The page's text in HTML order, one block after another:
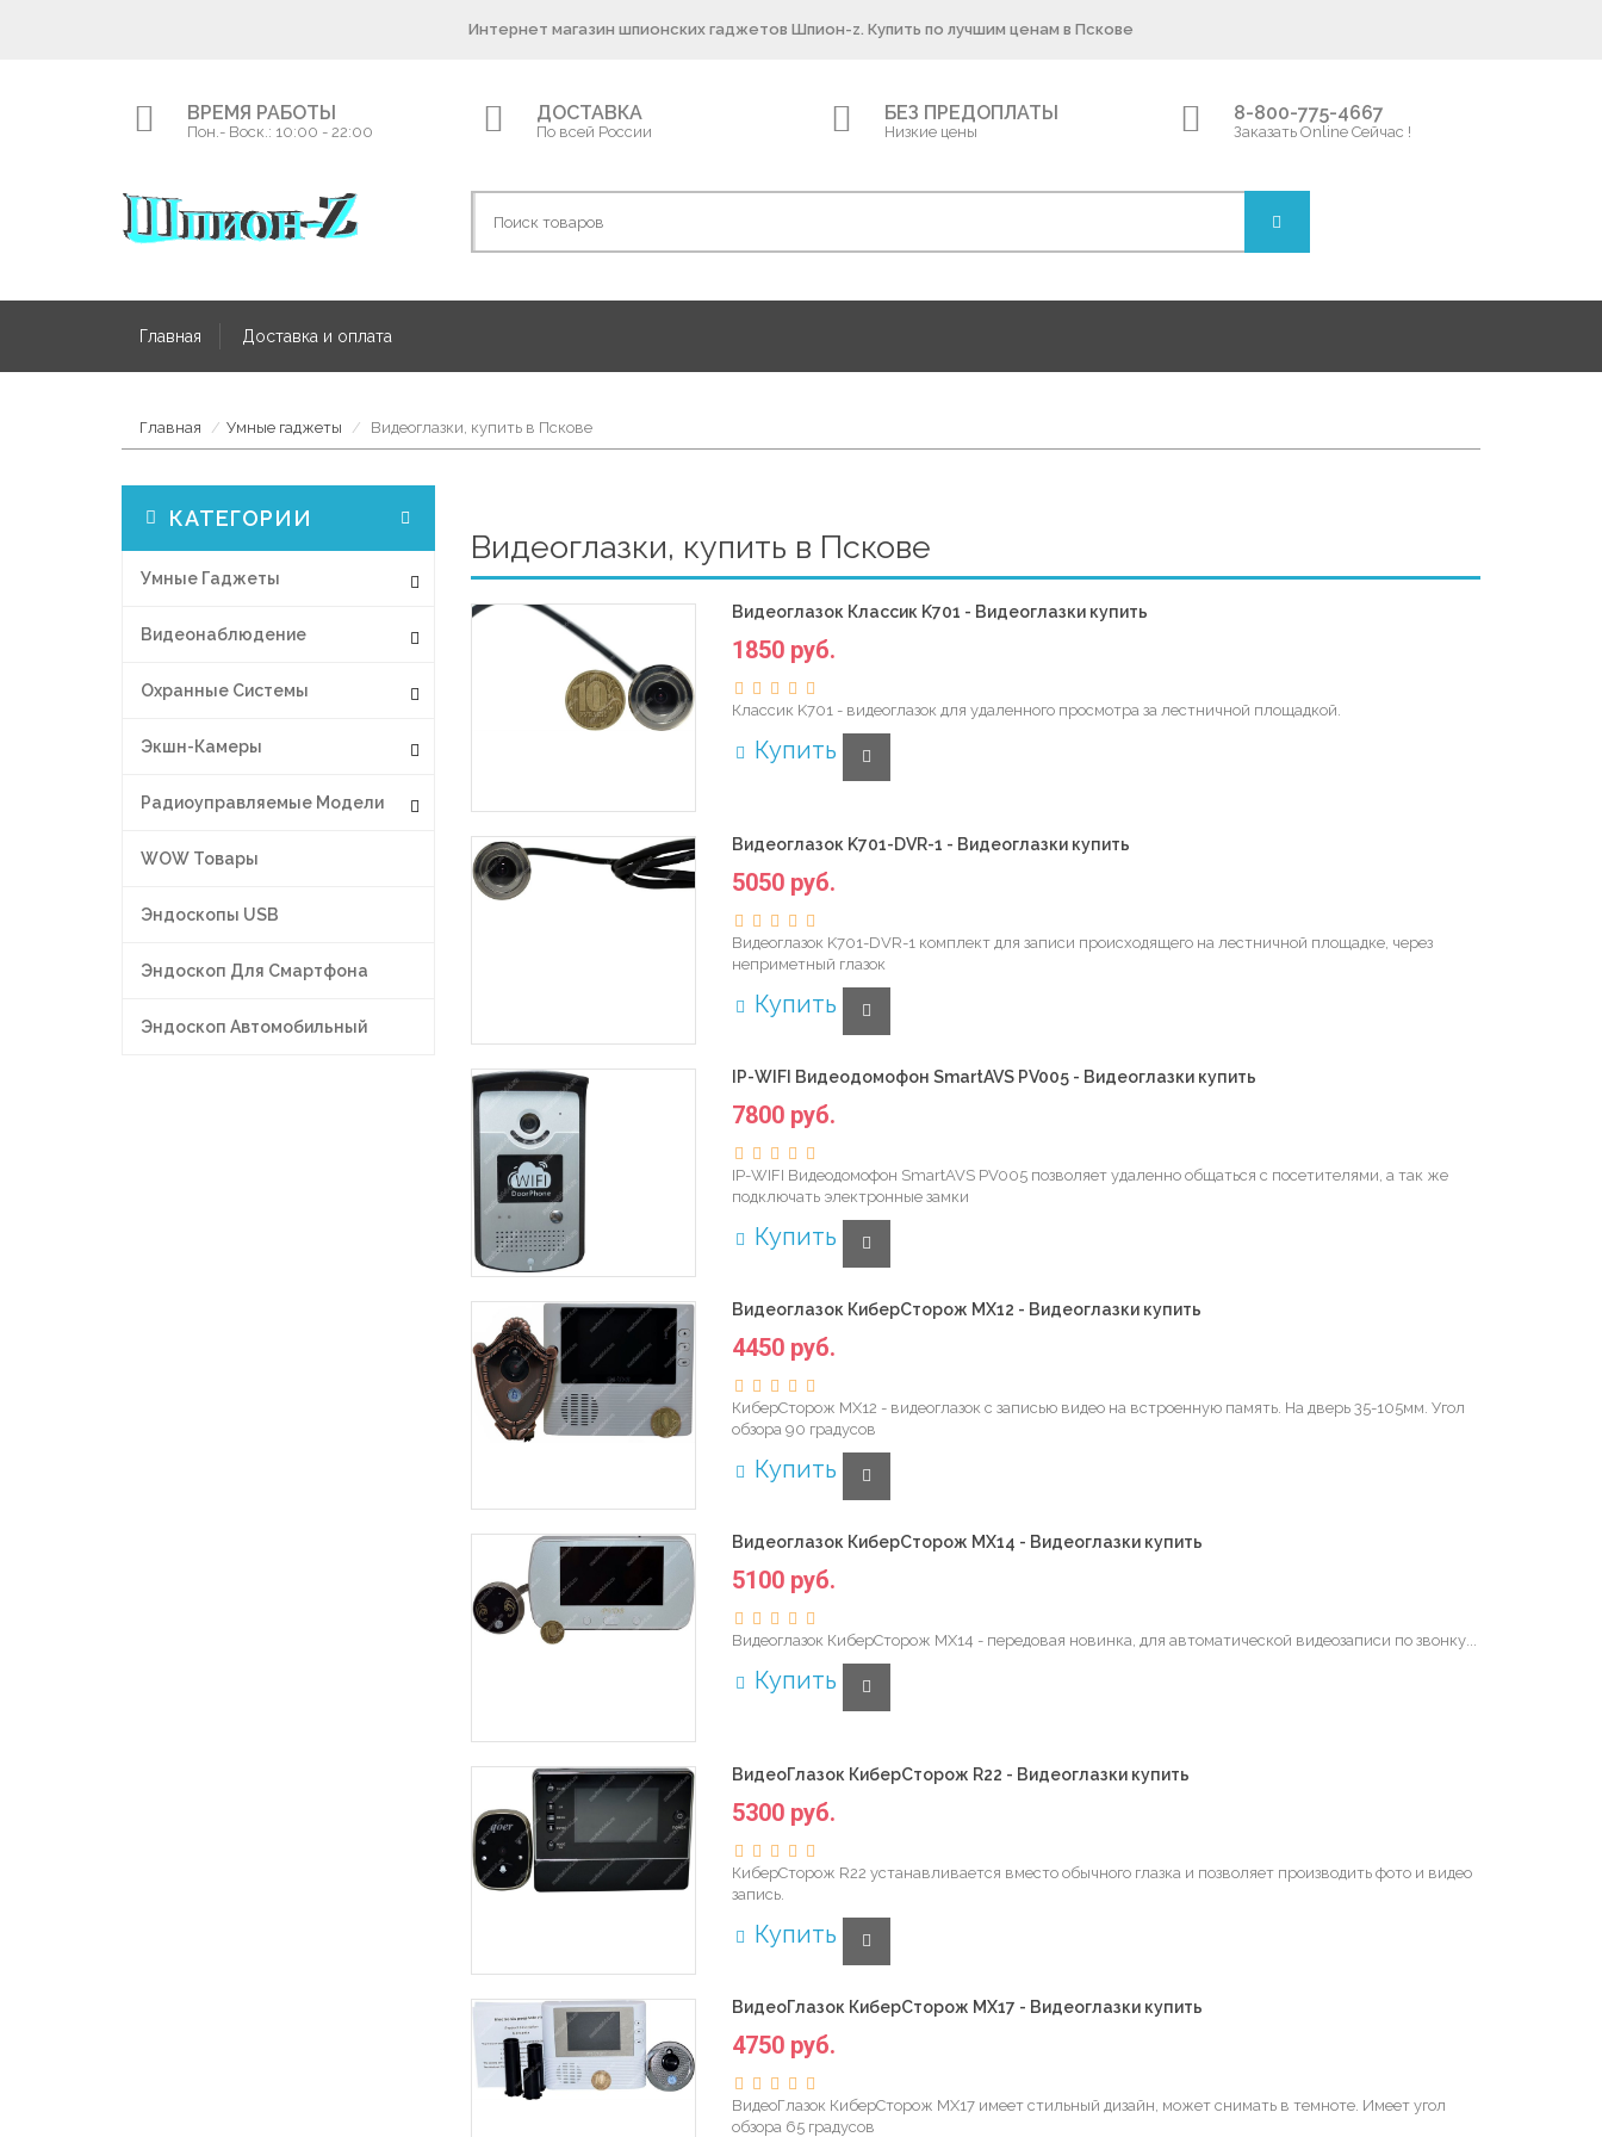
Интернет магазин шпионских гаджетов Шпион-z. Купить по лучшим ценам в Пскове
ВРЕМЯ РАБОТЫ
Пон.- Воск.: 10:00 - 22:00
ДОСТАВКА
По всей России
БЕЗ ПРЕДОПЛАТЫ
Низкие цены
8-800-775-4667
Заказать Online Сейчас !
Главная Доставка и оплата
Главная Умные гаджеты Видеоглазки, купить в Пскове
КАТЕГОРИИ
Умные Гаджеты
Видеонаблюдение
Охранные Системы
Экшн-Камеры
Радиоуправляемые Модели
WOW Товары
Эндоскопы USB
Эндоскоп Для Смартфона
Эндоскоп Автомобильный
Видеоглазки, купить в Пскове
Видеоглазок Классик K701 - Видеоглазки купить
1850 руб.
Классик K701 - видеоглазок для удаленного просмотра за лестничной площадкой.
Купить
Видеоглазок K701-DVR-1 - Видеоглазки купить
5050 руб.
Видеоглазок K701-DVR-1 комплект для записи происходящего на лестничной площадке, через
неприметный глазок
Купить
IP-WIFI Видеодомофон SmartAVS PV005 - Видеоглазки купить
7800 руб.
IP-WIFI Видеодомофон SmartAVS PV005 позволяет удаленно общаться с посетителями, а так же
подключать электронные замки
Купить
Видеоглазок КиберСторож MX12 - Видеоглазки купить
4450 руб.
КиберСторож MX12 - видеоглазок с записью видео на встроенную память. На дверь 35-105мм. Угол
обзора 90 градусов
Купить
Видеоглазок КиберСторож MX14 - Видеоглазки купить
5100 руб.
Видеоглазок КиберСторож MX14 - передовая новинка, для автоматической видеозаписи по звонку...
Купить
ВидеоГлазок КиберСторож R22 - Видеоглазки купить
5300 руб.
КиберСторож R22 устанавливается вместо обычного глазка и позволяет производить фото и видео
запись.
Купить
ВидеоГлазок КиберСторож MX17 - Видеоглазки купить
4750 руб.
ВидеоГлазок КиберСторож MX17 имеет стильный дизайн, может снимать в темноте. Имеет угол
обзора 65 градусов